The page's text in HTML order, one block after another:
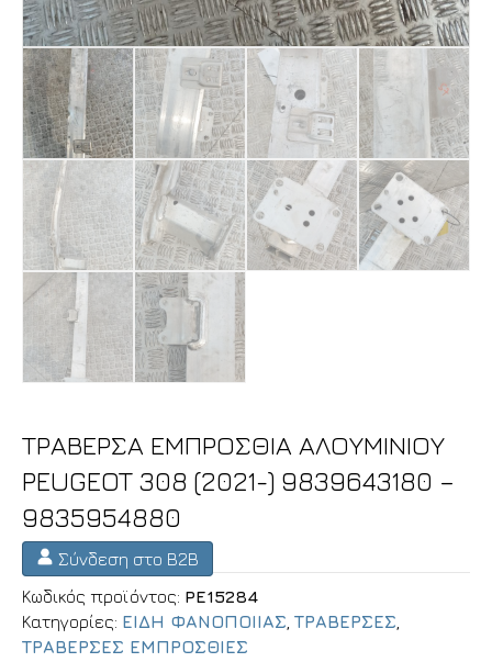
ΤΡΑΒΕΡΣΑ ΕΜΠΡΟΣΘΙΑ ΑΛΟΥΜΙΝΙΟΥ
PEUGEOT 308 (2021-) 9839643180 –
9835954880
Σύνδεση στο B2B
Κωδικός προϊόντος: PE15284
Κατηγορίες: ΕΙΔΗ ΦΑΝΟΠΟΙΙΑΣ ΤΡΑΒΕΡΣΕΣ
ΤΡΑΒΕΡΣΕΣ ΕΜΠΡΟΣΘΙΕΣ